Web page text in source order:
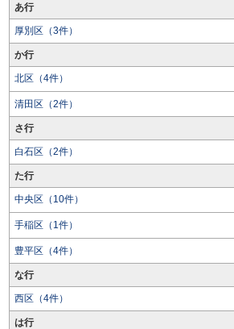
あ行
厚別区（3件）
か行
北区（4件）
清田区（2件）
さ行
白石区（2件）
た行
中央区（10件）
手稲区（1件）
豊平区（4件）
な行
西区（4件）
は行